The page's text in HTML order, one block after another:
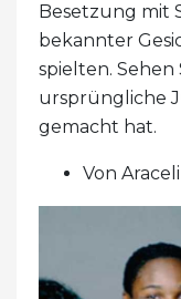
Besetzung mit
bekannter
spielten. Sehen
ursprüngliche
gemacht hat.
Von